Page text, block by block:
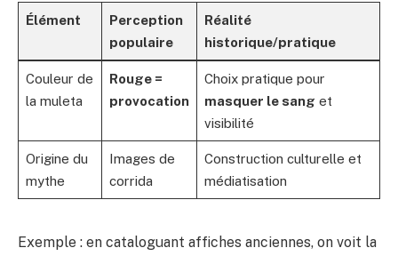
Élément
Perception
populaire
Réalité
historique/pratique
Couleur de
la muleta
Rouge =
provocation
Choix pratique pour
masquer le sang et
visibilité
Origine du
mythe
Images de
corrida
Construction culturelle et
médiatisation
Exemple : en cataloguant affiches anciennes, on voit la